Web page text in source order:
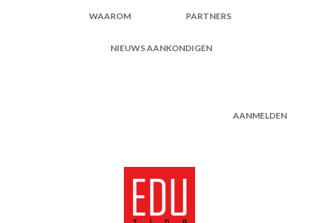
WAAROM PARTNERS
NIEUWS AANKONDIGEN
AANMELDEN